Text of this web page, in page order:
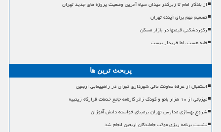
از یادگار امام تا زیرگذر میدان سپاه آخرین وضعیت پروژه های جدید تهران
تصمیم مهم برای آینده تهران
رکوردشکنی قیمتها در بازار مسکن
خانه هست، اما خریدار نیست
پربحث ترین ها
استقبال از غرفه معاونت مالی شهرداری تهران در راهپیمایی اربعین
میزبانی از ۱۰ هزار بانو و کودک زائر کارنامه جامع خدمات قرارگاه زینبیه
شروع بهسازی مدارس تهران برمبنای خواسته دانش آموزان
نشست برنامه ریزی موکب جاماندگان اربعین انجام شد